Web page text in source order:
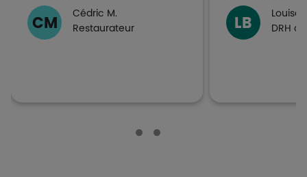
CM
Cédric M.
Restaurateur
LB
Louise
DRH